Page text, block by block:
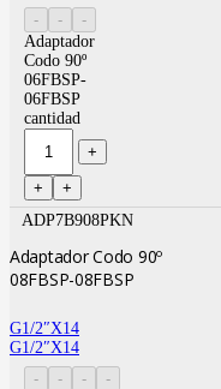
Adaptador
Codo 90º
06FBSP-
06FBSP
cantidad
ADP7B908PKN
Adaptador Codo 90º
08FBSP-08FBSP
G1/2″X14
G1/2″X14